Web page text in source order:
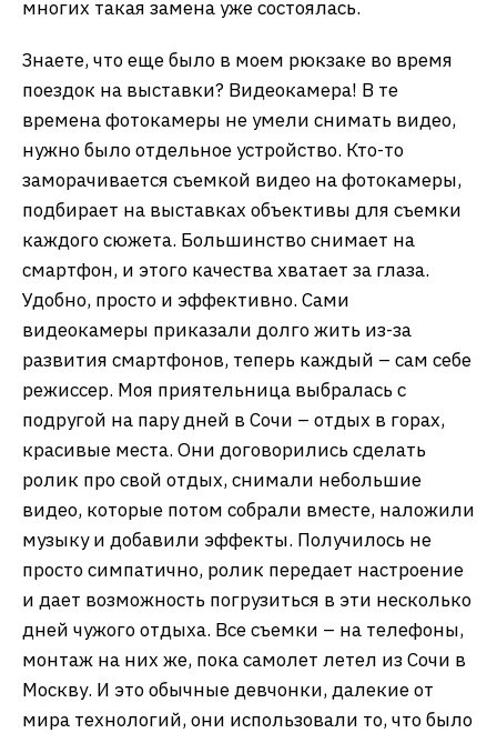
многих такая замена уже состоялась.
Знаете, что еще было в моем рюкзаке во время
поездок на выставки? Видеокамера! В те
времена фотокамеры не умели снимать видео,
нужно было отдельное устройство. Кто-то
заморачивается съемкой видео на фотокамеры,
подбирает на выставках объективы для съемки
каждого сюжета. Большинство снимает на
смартфон, и этого качества хватает за глаза.
Удобно, просто и эффективно. Сами
видеокамеры приказали долго жить из-за
развития смартфонов, теперь каждый – сам себе
режиссер. Моя приятельница выбралась с
подругой на пару дней в Сочи – отдых в горах,
красивые места. Они договорились сделать
ролик про свой отдых, снимали небольшие
видео, которые потом собрали вместе, наложили
музыку и добавили эффекты. Получилось не
просто симпатично, ролик передает настроение
и дает возможность погрузиться в эти несколько
дней чужого отдыха. Все съемки – на телефоны,
монтаж на них же, пока самолет летел из Сочи в
Москву. И это обычные девчонки, далекие от
мира технологий, они использовали то, что было